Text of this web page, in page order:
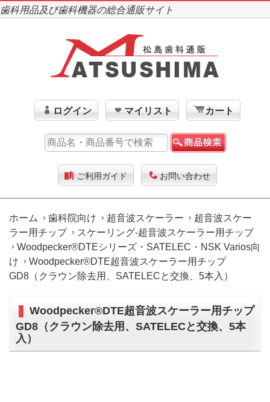
歯科用品及び歯科機器の総合通販サイト
ログイン マイリスト カート
ご利用ガイド お問い合わせ
ホーム 歯科院向け 超音波スケーラー
超音波スケー
ラー用チップ
スケーリング-超音波スケーラー用チップ
Woodpecker®DTEシリーズ・SATELEC・NSK Varios向
け
Woodpecker®DTE超音波スケーラー用チップ
GD8（クラウン除去用、SATELECと交換、5本入）
Woodpecker®DTE超音波スケーラー用チップ
GD8（クラウン除去用、SATELECと交換、5本
入）